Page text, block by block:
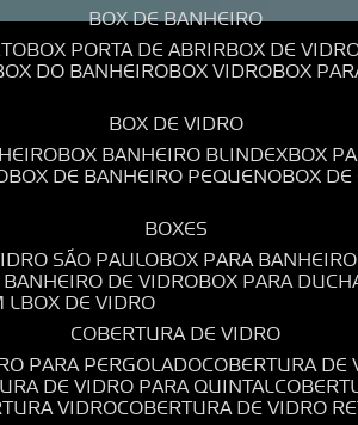
BOX DE BANHEIRO
BOX PORTA DE ABRIR BOX DE
BOX DO BANHEIRO BOX VIDRO BOX
BOX DE VIDRO
BOX BANHEIRO BLINDEX BOX
BOX DE BANHEIRO PEQUENO BOX
BOXES
SÃO PAULO BOX PARA
BANHEIRO DE VIDRO BOX PARA
L BOX DE VIDRO
COBERTURA DE VIDRO
PARA PERGOLADO COBERTURA
DE VIDRO PARA QUINTAL
VIDRO COBERTURA DE VIDRO